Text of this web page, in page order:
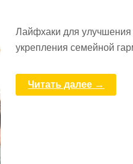
Лайфхаки для
укрепления семейной
Читать далее →